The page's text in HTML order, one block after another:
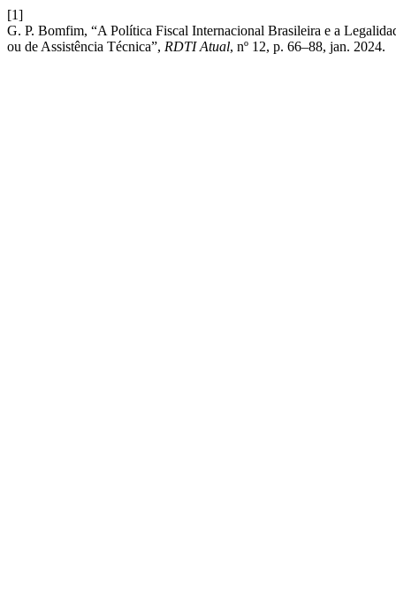
[1]
G. P. Bomfim, “A Política Fiscal Internacional Brasileira e a
ou de Assistência Técnica”, RDTI Atual, nº 12, p. 66–88, jan. 2024.